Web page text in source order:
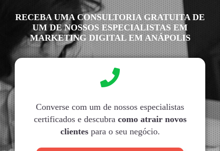
RECEBA UMA CONSULTORIA GRATUITA DE
UM DE NOSSOS ESPECIALISTAS EM
MARKETING DIGITAL EM ANÁPOLIS
Converse com um de nossos especialistas
certificados e descubra como atrair novos
clientespara o seu negócio.